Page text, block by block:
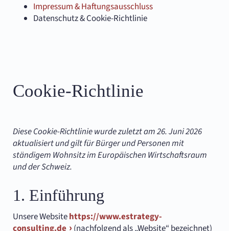
Impressum & Haftungsausschluss
Datenschutz & Cookie-Richtlinie
Cookie-Richtlinie
Diese Cookie-Richtlinie wurde zuletzt am 26. Juni 2026
aktualisiert und gilt für Bürger und Personen mit
ständigem Wohnsitz im Europäischen Wirtschaftsraum
und der Schweiz.
1. Einführung
Unsere Websitehttps://www.estrategy-
consulting.de
(nachfolgend als „Website“ bezeichnet)